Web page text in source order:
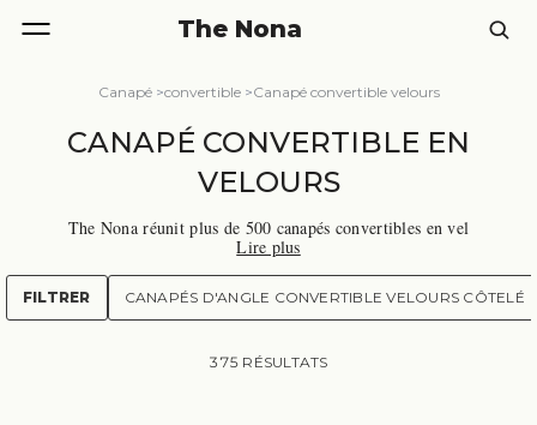
The Nona
Canapé>convertible>Canapé convertible velours
CANAPÉ CONVERTIBLE EN
VELOURS
The Nona réunit plus de 500 canapés convertibles en vel
ours de toutes les marques, de 100 à plus de 3 500 euro
s. Velours uni ou côtelé, couchage occasionnel ou quotid
ien : chaque modèle est comparé marque par marque, de
Maisons du Monde à AM.PM. Un canapé convertible en
ur la matière. Voici comment trancher, parmi tous nos c
Lire plus
FILTRER CANAPÉS D'ANGLE CONVERTIBLE VELOURS CÔTELÉ
375 RÉSULTATS